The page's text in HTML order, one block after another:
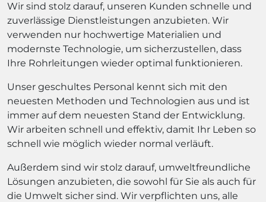
Wir sind stolz darauf, unseren Kunden schnelle und
zuverlässige Dienstleistungen anzubieten. Wir
verwenden nur hochwertige Materialien und
modernste Technologie, um sicherzustellen, dass
Ihre Rohrleitungen wieder optimal funktionieren.
Unser geschultes Personal kennt sich mit den
neuesten Methoden und Technologien aus und ist
immer auf dem neuesten Stand der Entwicklung.
Wir arbeiten schnell und effektiv, damit Ihr Leben so
schnell wie möglich wieder normal verläuft.
Außerdem sind wir stolz darauf, umweltfreundliche
Lösungen anzubieten, die sowohl für Sie als auch für
die Umwelt sicher sind. Wir verpflichten uns, alle